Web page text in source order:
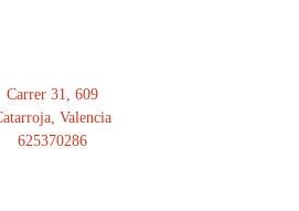
Carrer 31, 609
Valencia
625370286